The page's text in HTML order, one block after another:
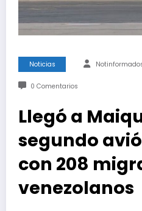
Noticias
0 Comentarios
Llegó a
segundo
con 208
venezolanos